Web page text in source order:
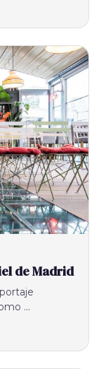
de Madrid
...